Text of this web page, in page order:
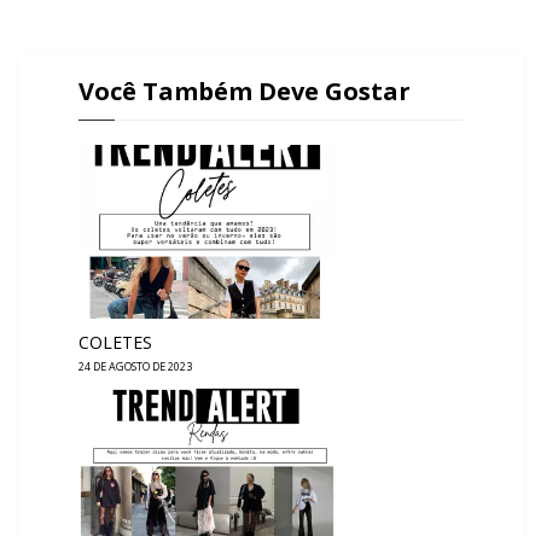
Você Também Deve Gostar
COLETES
24 DE AGOSTO DE 2023